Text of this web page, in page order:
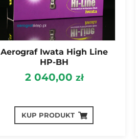
Aerograf Iwata High Line
HP-BH
2 040,00 zł
KUP PRODUKT